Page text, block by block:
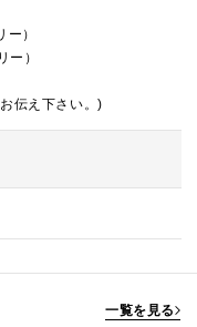
）
ー）
伝え下さい。)
一覧を見る